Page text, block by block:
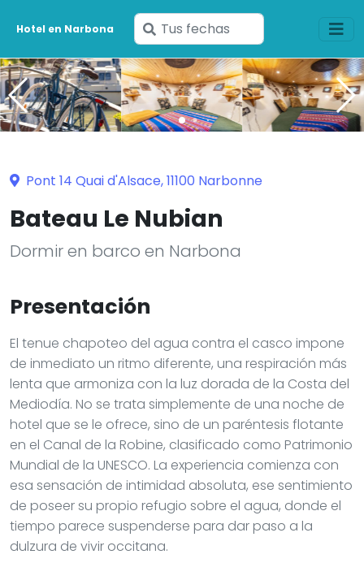
Hotel en Narbona
Ingresa
tus
fechas
Pont 14 Quai d'Alsace, 11100 Narbonne
Bateau Le Nubian
Dormir en barco en Narbona
Presentación
El tenue chapoteo del agua contra el casco impone
de inmediato un ritmo diferente, una respiración más
lenta que armoniza con la luz dorada de la Costa del
Mediodía. No se trata simplemente de una noche de
hotel que se le ofrece, sino de un paréntesis flotante
en el Canal de la Robine, clasificado como Patrimonio
Mundial de la UNESCO. La experiencia comienza con
esa sensación de intimidad absoluta, ese sentimiento
de poseer su propio refugio sobre el agua, donde el
tiempo parece suspenderse para dar paso a la
dulzura de vivir occitana.